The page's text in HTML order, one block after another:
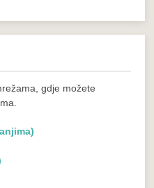
gdje možete